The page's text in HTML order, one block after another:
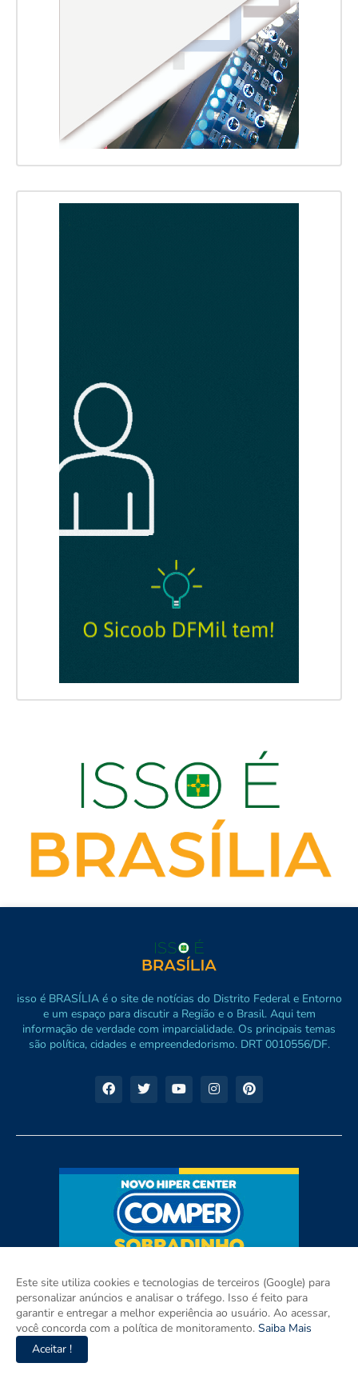
isso é BRASÍLIA é o site de notícias do Distrito Federal e Entorno
e um espaço para discutir a Região e o Brasil. Aqui tem
informação de verdade com imparcialidade. Os principais temas
são política, cidades e empreendedorismo. DRT 0010556/DF.
Este site utiliza cookies e tecnologias de terceiros (Google) para
personalizar anúncios e analisar o tráfego. Isso é feito para
garantir e entregar a melhor experiência ao usuário. Ao acessar,
você concorda com a política de monitoramento. Saiba Mais
Aceitar !